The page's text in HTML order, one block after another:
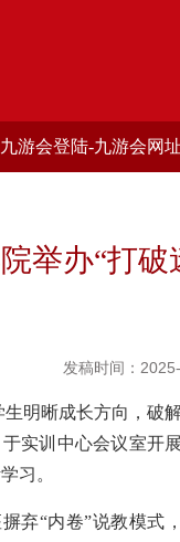
九游会登陆-九游会网
举办“打
发稿时间：
生明晰成长方向，破
实训中心会议室开
习。
弃“内卷”说教模式